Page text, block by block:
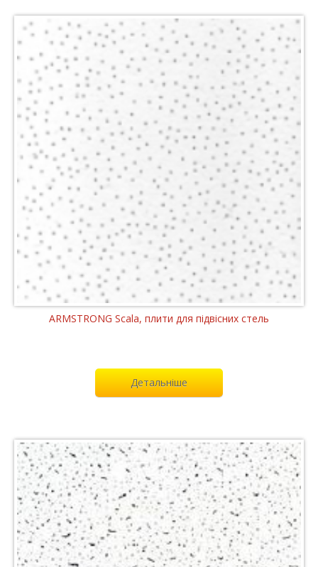
ARMSTRONG Scala, плити для підвісних стель
Детальніше